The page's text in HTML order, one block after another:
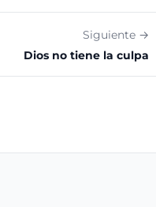
Siguiente →
Dios no tiene la culpa